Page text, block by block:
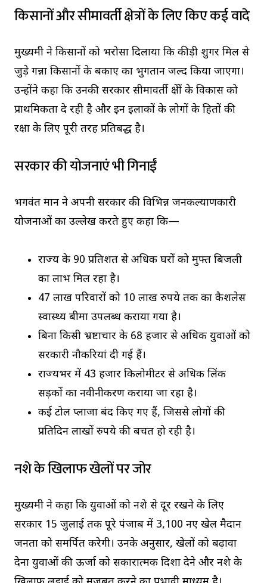
किसानों और सीमावर्ती क्षेत्रों के लिए किए कई वादे
मुख्यमंत्री ने किसानों को भरोसा दिलाया कि कीड़ी शुगर मिल से
जुड़े गन्ना किसानों के बकाए का भुगतान जल्द किया जाएगा।
उन्होंने कहा कि उनकी सरकार सीमावर्ती क्षेत्रों के विकास को
प्राथमिकता दे रही है और इन इलाकों के लोगों के हितों की
रक्षा के लिए पूरी तरह प्रतिबद्ध है।
सरकार की योजनाएं भी गिनाईं
भगवंत मान ने अपनी सरकार की विभिन्न जनकल्याणकारी
योजनाओं का उल्लेख करते हुए कहा कि—
राज्य के 90 प्रतिशत से अधिक घरों को मुफ्त बिजली
का लाभ मिल रहा है।
47 लाख परिवारों को 10 लाख रुपये तक का कैशलेस
स्वास्थ्य बीमा उपलब्ध कराया गया है।
बिना किसी भ्रष्टाचार के 68 हजार से अधिक युवाओं को
सरकारी नौकरियां दी गई हैं।
राज्यभर में 43 हजार किलोमीटर से अधिक लिंक
सड़कों का नवीनीकरण कराया जा रहा है।
कई टोल प्लाजा बंद किए गए हैं, जिससे लोगों की
प्रतिदिन लाखों रुपये की बचत हो रही है।
नशे के खिलाफ खेलों पर जोर
मुख्यमंत्री ने कहा कि युवाओं को नशे से दूर रखने के लिए
सरकार 15 जुलाई तक पूरे पंजाब में 3,100 नए खेल मैदान
जनता को समर्पित करेगी। उनके अनुसार, खेलों को बढ़ावा
देना युवाओं की ऊर्जा को सकारात्मक दिशा देने और नशे के